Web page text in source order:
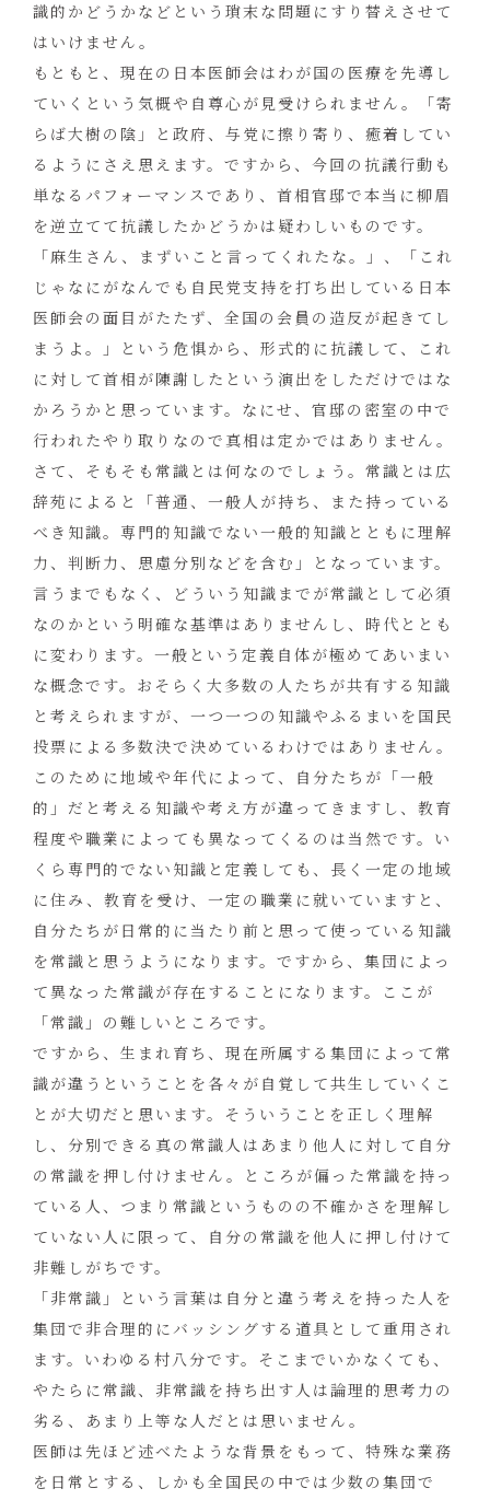
識的かどうかなどという瑣末な問題にすり替えさせて
はいけません。
もともと、現在の日本医師会はわが国の医療を先導し
ていくという気概や自尊心が見受けられません。「寄
らば大樹の陰」と政府、与党に擦り寄り、癒着してい
るようにさえ思えます。ですから、今回の抗議行動も
単なるパフォーマンスであり、首相官邸で本当に柳眉
を逆立てて抗議したかどうかは疑わしいものです。
「麻生さん、まずいこと言ってくれたな。」、「これ
じゃなにがなんでも自民党支持を打ち出している日本
医師会の面目がたたず、全国の会員の造反が起きてし
まうよ。」という危惧から、形式的に抗議して、これ
に対して首相が陳謝したという演出をしただけではな
かろうかと思っています。なにせ、官邸の密室の中で
行われたやり取りなので真相は定かではありません。
さて、そもそも常識とは何なのでしょう。常識とは広
辞苑によると「普通、一般人が持ち、また持っている
べき知識。専門的知識でない一般的知識とともに理解
力、判断力、思慮分別などを含む」となっています。
言うまでもなく、どういう知識までが常識として必須
なのかという明確な基準はありませんし、時代ととも
に変わります。一般という定義自体が極めてあいまい
な概念です。おそらく大多数の人たちが共有する知識
と考えられますが、一つ一つの知識やふるまいを国民
投票による多数決で決めているわけではありません。
このために地域や年代によって、自分たちが「一般
的」だと考える知識や考え方が違ってきますし、教育
程度や職業によっても異なってくるのは当然です。い
くら専門的でない知識と定義しても、長く一定の地域
に住み、教育を受け、一定の職業に就いていますと、
自分たちが日常的に当たり前と思って使っている知識
を常識と思うようになります。ですから、集団によっ
て異なった常識が存在することになります。ここが
「常識」の難しいところです。
ですから、生まれ育ち、現在所属する集団によって常
識が違うということを各々が自覚して共生していくこ
とが大切だと思います。そういうことを正しく理解
し、分別できる真の常識人はあまり他人に対して自分
の常識を押し付けません。ところが偏った常識を持っ
ている人、つまり常識というものの不確かさを理解し
ていない人に限って、自分の常識を他人に押し付けて
非難しがちです。
「非常識」という言葉は自分と違う考えを持った人を
集団で非合理的にバッシングする道具として重用され
ます。いわゆる村八分です。そこまでいかなくても、
やたらに常識、非常識を持ち出す人は論理的思考力の
劣る、あまり上等な人だとは思いません。
医師は先ほど述べたような背景をもって、特殊な業務
を日常とする、しかも全国民の中では少数の集団で